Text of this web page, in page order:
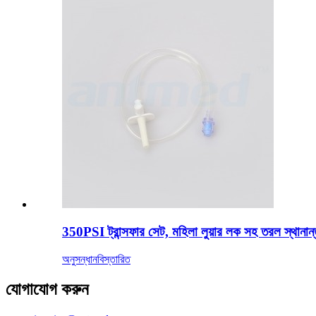
350PSI ট্রান্সফার সেট, মহিলা লুয়ার লক সহ তরল
অনুসন্ধানবিস্তারিত
যোগাযোগ করুন